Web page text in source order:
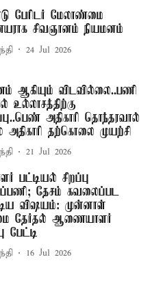
பேரிடர் மேலாண்மை
சிவஞானம் நியமனம்
24 Jul 2026
ஆகியும் விடவில்லை..பணி
உல்லாசத்திற்கு
அதிகாரி தொந்தரவால்
அதிகாரி தற்கொலை முயற்சி
21 Jul 2026
பட்டியல் சிறப்பு
தேசம் கவலைப்பட
விஷயம்: முன்னாள்
தேர்தல் ஆணையாளர்
பேட்டி
16 Jul 2026